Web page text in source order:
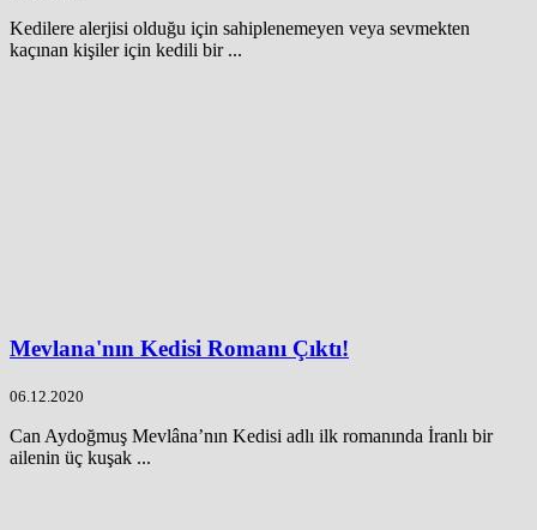
Kedilere alerjisi olduğu için sahiplenemeyen veya sevmekten
kaçınan kişiler için kedili bir ...
Mevlana'nın Kedisi Romanı Çıktı!
06.12.2020
Can Aydoğmuş Mevlâna’nın Kedisi adlı ilk romanında İranlı bir
ailenin üç kuşak ...